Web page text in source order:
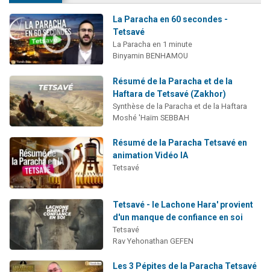
La Paracha en 60 secondes -
Tetsavé
La Paracha en 1 minute
Binyamin BENHAMOU
Résumé de la Paracha et de la
Haftara de Tetsavé (Zakhor)
Synthèse de la Paracha et de la Haftara
Moshé 'Haïm SEBBAH
Résumé de la Paracha Tetsavé en
animation Vidéo IA
Tetsavé
Tetsavé - le Lachone Hara' provient
d'un manque de confiance en soi
Tetsavé
Rav Yehonathan GEFEN
Les 3 Pépites de la Paracha Tetsavé